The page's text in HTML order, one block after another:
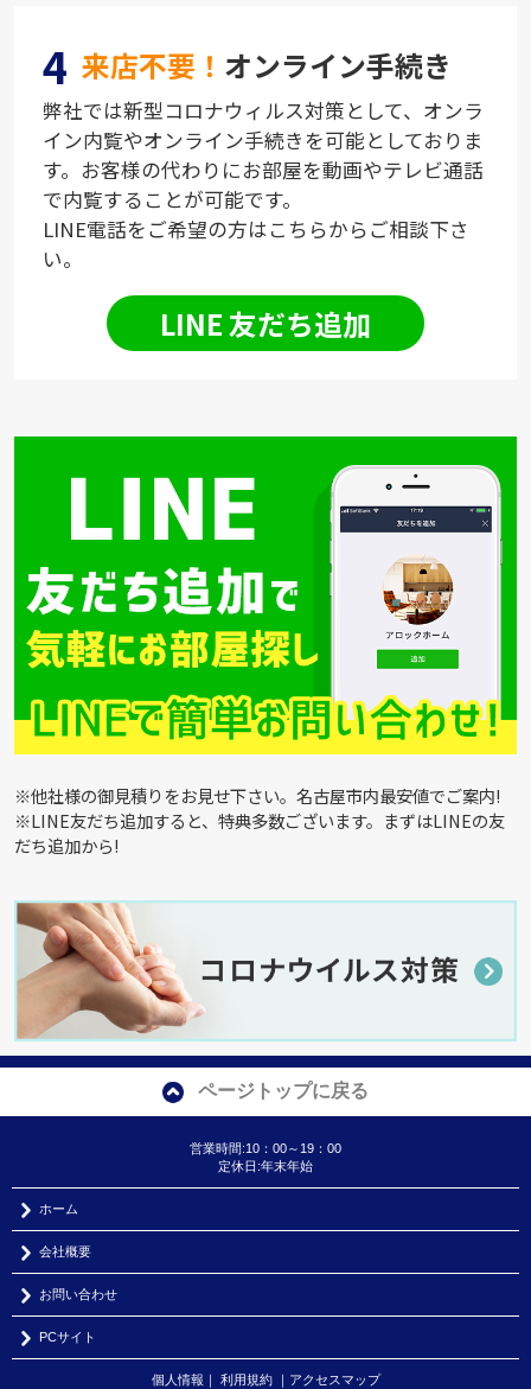
4 来店不要！ オンライン手続き
弊社では新型コロナウィルス対策として、オンラ
イン内覧やオンライン手続きを可能としておりま
す。お客様の代わりにお部屋を動画やテレビ通話
で内覧することが可能です。
LINE電話をご希望の方はこちらからご相談下さ
い。
LINE 友だち追加
※他社様の御見積りをお見せ下さい。名古屋市内最安値でご案内!
※LINE友だち追加すると、特典多数ございます。まずはLINEの友
だち追加から!
ページトップに戻る
営業時間:10：00～19：00
定休日:年末年始
ホーム
会社概要
お問い合わせ
PCサイト
個人情報 利用規約｜ アクセスマップ